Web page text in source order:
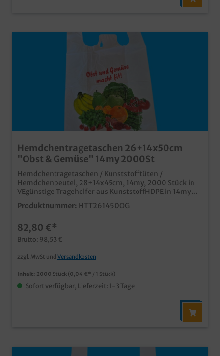
Hemdchentragetaschen 26+14x50cm
"Obst & Gemüse" 14my 2000St
Hemdchentragetaschen / Kunststofftüten /
Hemdchenbeutel, 28+14x45cm, 14my, 2000 Stück in
VEgünstige Tragehelfer aus KunststoffHDPE in 14my
(nicht vom Plastiktütenverbot betroffen)stabile
Qualitätmit passendem Motiv für den Obst & Gemüse
Produktnummer: HTT261450OG
82,80 €*
Brutto: 98,53 €
zzgl. MwSt und Versandkosten
Inhalt: 2000 Stück (0,04 €* / 1 Stück)
Sofort verfügbar, Lieferzeit: 1-3 Tage